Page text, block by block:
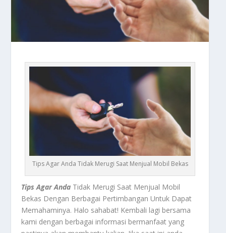
Tips Agar Anda Tidak Merugi Saat Menjual Mobil Bekas
Tips Agar Anda Tidak Merugi Saat Menjual Mobil
Bekas Dengan Berbagai Pertimbangan Untuk Dapat
Memahaminya. Halo sahabat! Kembali lagi bersama
kami dengan berbagai informasi bermanfaat yang